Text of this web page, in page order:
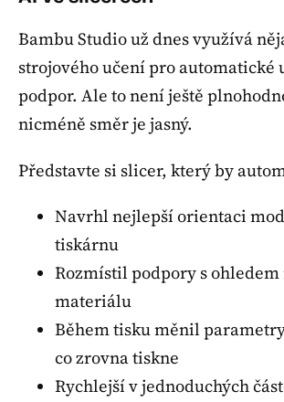
Bambu Studio už dnes využívá
strojového učení pro automatické
podpor. Ale to není ještě
nicméně směr je jasný.
Představte si slicer, který by
Navrhl nejlepší orientaci
tiskárnu
Rozmístil podpory s ohledem
materiálu
Během tisku měnil
co zrovna tiskne
Rychlejší v jednoduchých